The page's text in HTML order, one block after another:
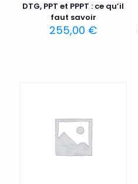
DTG, PPT et PPPT : ce qu’il
faut savoir
255,00 €